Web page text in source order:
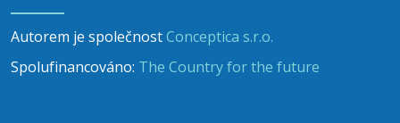
Autorem je společnostConceptica s.r.o.
Spolufinancováno: The Country for the future